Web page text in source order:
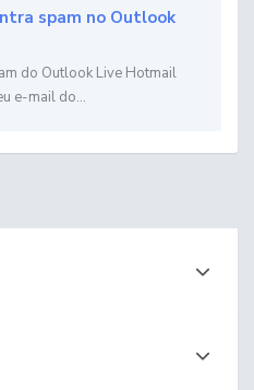
spam no Outlook
do Outlook Live Hotmail
e-mail do...